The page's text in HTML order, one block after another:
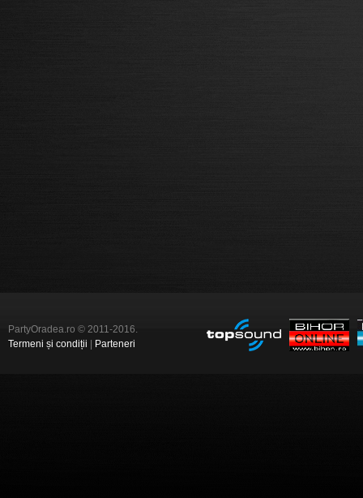
PartyOradea.ro © 2011-2016.
Termeni și condiții
Parteneri